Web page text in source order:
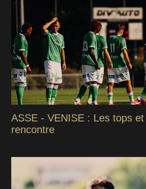
ASSE - VENISE : Les tops
rencontre